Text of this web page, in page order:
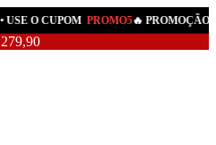
O CUPOM PROMO5🔥 PROMOÇÃO